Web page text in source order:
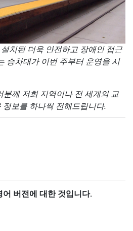
치된 더욱 안전하고 장애인 접근
승차대가 이번 주부터 운영을 시
분께 저희 지역이나 전 세계의 교
보를 하나씩 전해드립니다.
버전에 대한 것입니다.